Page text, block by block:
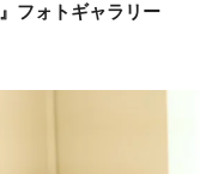
』フォトギャラリー